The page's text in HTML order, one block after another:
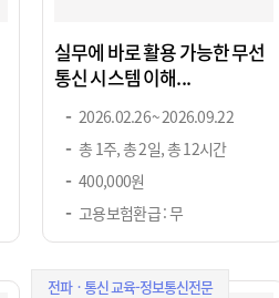
실무에 바로 활용 가능한 무선
통신 시스템 이해...
2026.02.26 ~ 2026.09.22
총 1주, 총 2일, 총 12시간
400,000원
고용보험환급 : 무
전파ㆍ통신 교육-정보통신전문